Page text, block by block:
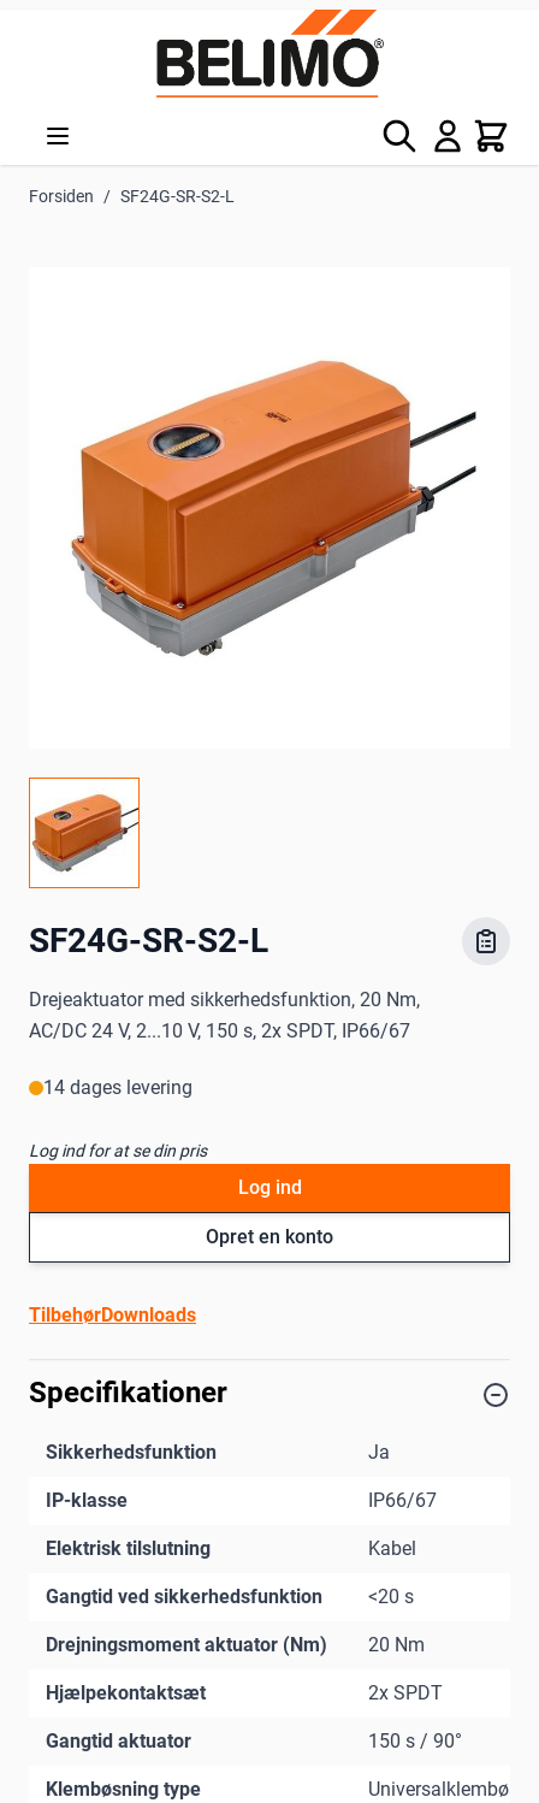
Søg Kurv
Forsiden / SF24G-SR-S2-L
SF24G-SR-S2-L
Drejeaktuator med sikkerhedsfunktion, 20 Nm,
AC/DC 24 V, 2...10 V, 150 s, 2x SPDT, IP66/67
14 dages levering
Log ind for at se din pris
Opret en konto
Log ind
TilbehørDownloads
Specifikationer
Sikkerhedsfunktion Ja
IP-klasse IP66/67
Elektrisk tilslutning Kabel
Gangtid ved sikkerhedsfunktion <20 s
Drejningsmoment aktuator (Nm) 20 Nm
Hjælpekontaktsæt 2x SPDT
Gangtid aktuator 150 s / 90°
Klembøsning type